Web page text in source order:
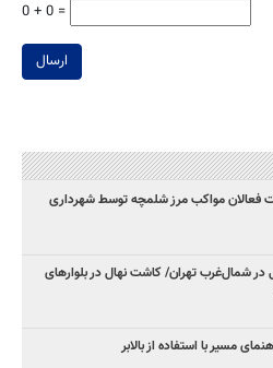
0 + 0 =
ارسال
فعالان مواکب مرز شلمچه توسط شهرداری
شمال‌غرب تهران/ کاشت نهال در بلوارهای